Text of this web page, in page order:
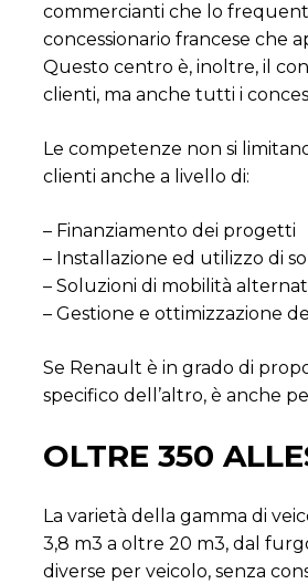
commercianti che lo
concessionario francese che
Questo centro è, inoltre, il
clienti, ma anche tutti i
Le competenze non si
clienti anche a livello di:
– Finanziamento dei progetti
– Installazione ed utilizzo di
– Soluzioni di mobilità
– Gestione e ottimizzazione
Se Renault è in grado di
specifico dell’altro, è anche
OLTRE 350
La varietà della gamma di
3,8 m3 a oltre 20 m3, dal
diverse per veicolo, senza